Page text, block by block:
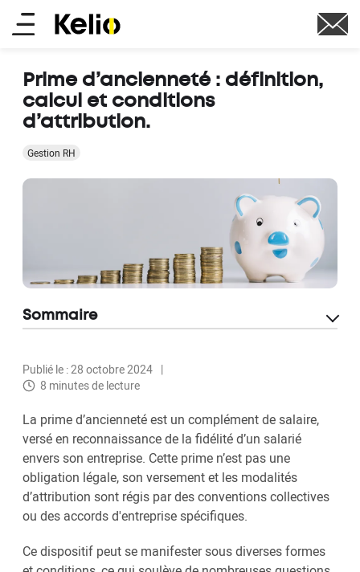
Aller
au
principal
Main
Prime d’ancienneté : définition,
calcul et conditions
d’attribution.
Gestion RH
Publié le : 28 octobre 2024
8 minutes de lecture
La prime d’ancienneté est un complément de salaire,
versé en reconnaissance de la fidélité d’un salarié
envers son entreprise. Cette prime n’est pas une
obligation légale, son versement et les modalités
d’attribution sont régis par des conventions collectives
ou des accords d'entreprise spécifiques.
Ce dispositif peut se manifester sous diverses formes
Sommaire